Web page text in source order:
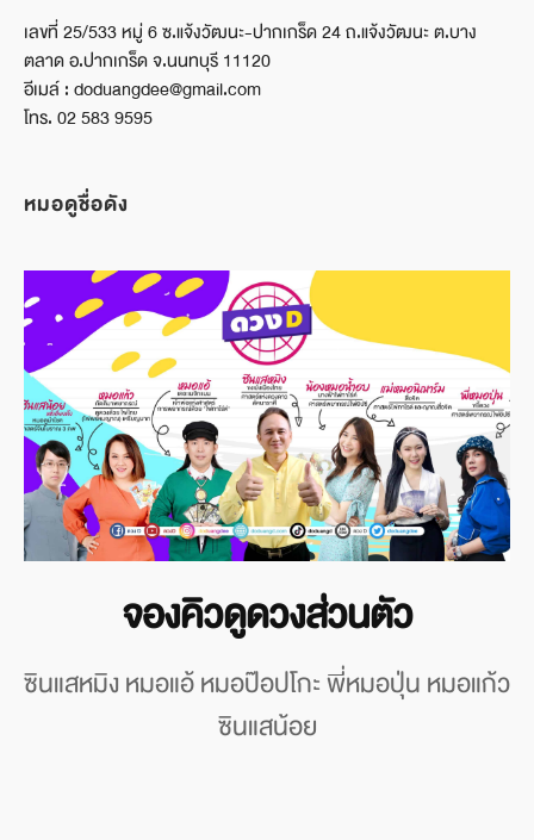
เลขที่ 25/533 หมู่ 6 ซ.แจ้งวัฒนะ-ปากเกร็ด 24 ถ.แจ้งวัฒนะ ต.บาง
ตลาด อ.ปากเกร็ด จ.นนทบุรี 11120
อีเมล์ : doduangdee@gmail.com
โทร. 02 583 9595
หมอดูชื่อดัง
จองคิวดูดวงส่วนตัว
ซินแสหมิง หมอแอ้ หมอป๊อปโกะ พี่หมอปุ่น หมอแก้ว
ซินแสน้อย